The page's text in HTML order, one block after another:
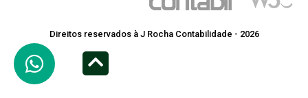
Direitos reservados à J Rocha Contabilidade - 2026